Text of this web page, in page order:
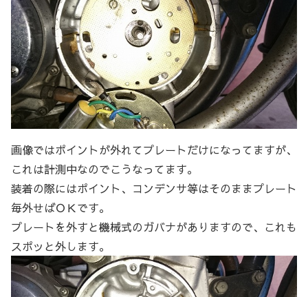
画像ではポイントが外れてプレートだけになってますが、
これは計測中なのでこうなってます。
装着の際にはポイント、コンデンサ等はそのままプレート
毎外せばＯＫです。
プレートを外すと機械式のガバナがありますので、これも
スポッと外します。